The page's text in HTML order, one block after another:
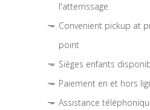
l'atterrissage
Convenient pickup at
point
Sièges enfants
Paiement en et hors
Assistance